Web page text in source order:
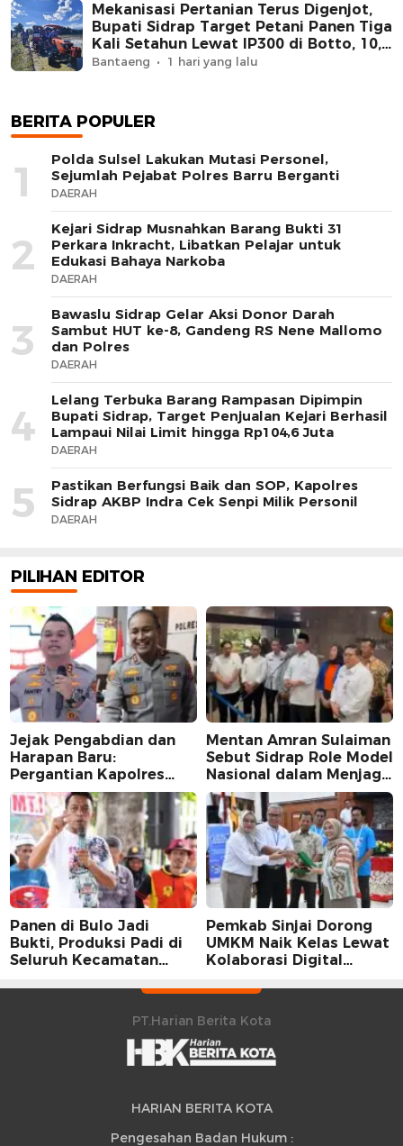
Mekanisasi Pertanian Terus Digenjot,
Bupati Sidrap Target Petani Panen Tiga
Kali Setahun Lewat IP300 di Botto, 10,5
Hektare Sawah Langsung Diolah
Bantaeng 1 hari yang lalu
BERITA POPULER
1
Polda Sulsel Lakukan Mutasi Personel,
Sejumlah Pejabat Polres Barru Berganti
DAERAH
2
Kejari Sidrap Musnahkan Barang Bukti 31
Perkara Inkracht, Libatkan Pelajar untuk
Edukasi Bahaya Narkoba
DAERAH
3
Bawaslu Sidrap Gelar Aksi Donor Darah
Sambut HUT ke-8, Gandeng RS Nene Mallomo
dan Polres
DAERAH
4
Lelang Terbuka Barang Rampasan Dipimpin
Bupati Sidrap, Target Penjualan Kejari Berhasil
Lampaui Nilai Limit hingga Rp104,6 Juta
DAERAH
5
Pastikan Berfungsi Baik dan SOP, Kapolres
Sidrap AKBP Indra Cek Senpi Milik Personil
DAERAH
PILIHAN EDITOR
Jejak Pengabdian dan
Harapan Baru:
Pergantian Kapolres
Sidrap dalam Perspektif
Karier Dua Perwira
Mentan Amran Sulaiman
Sebut Sidrap Role Model
Nasional dalam Menjaga
Stabilitas Harga Telur
Panen di Bulo Jadi
Bukti, Produksi Padi di
Seluruh Kecamatan
Peningkatan
Pemkab Sinjai Dorong
UMKM Naik Kelas Lewat
Kolaborasi Digital
PT.Harian Berita Kota
HARIAN BERITA KOTA
Pengesahan Badan Hukum :